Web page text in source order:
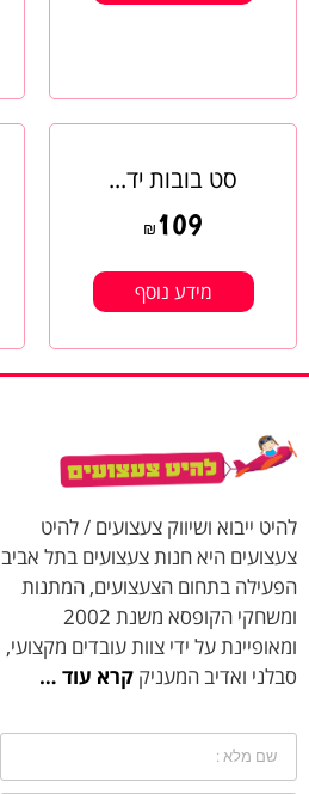
סט בובות יד...
₪ 109
מידע נוסף
להיט ייבוא ושיווק צעצועים / להיט
צעצועים היא חנות צעצועים בתל אביב
הפעילה בתחום הצעצועים, המתנות
ומשחקי הקופסא משנת 2002
ומאופיינת על ידי צוות עובדים מקצועי,
סבלני ואדיב המעניק קרא עוד …